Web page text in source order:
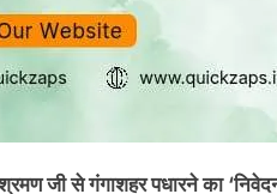
जी से गंगाशहर पधारने का